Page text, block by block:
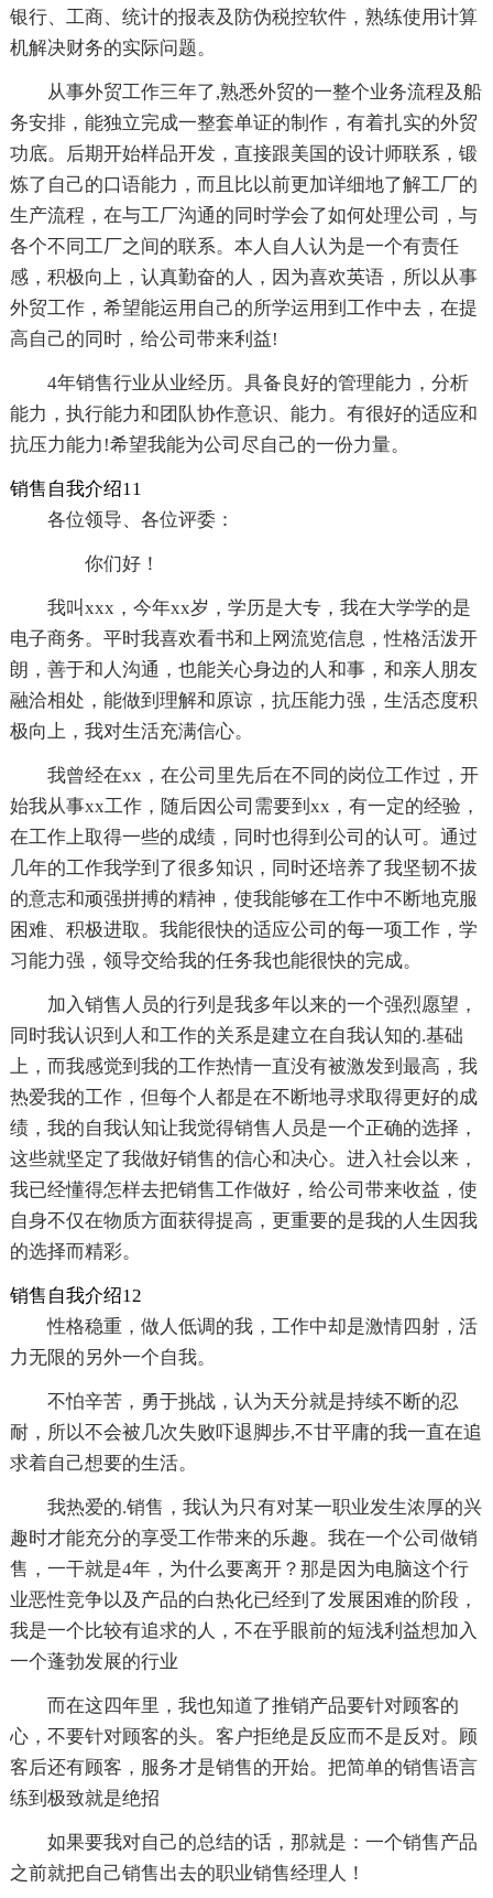
银行、工商、统计的报表及防伪税控软件，熟练使用计算
机解决财务的实际问题。
从事外贸工作三年了,熟悉外贸的一整个业务流程及船
务安排，能独立完成一整套单证的制作，有着扎实的外贸
功底。后期开始样品开发，直接跟美国的设计师联系，锻
炼了自己的口语能力，而且比以前更加详细地了解工厂的
生产流程，在与工厂沟通的同时学会了如何处理公司，与
各个不同工厂之间的联系。本人自人认为是一个有责任
感，积极向上，认真勤奋的人，因为喜欢英语，所以从事
外贸工作，希望能运用自己的所学运用到工作中去，在提
高自己的同时，给公司带来利益!
4年销售行业从业经历。具备良好的管理能力，分析
能力，执行能力和团队协作意识、能力。有很好的适应和
抗压力能力!希望我能为公司尽自己的一份力量。
销售自我介绍11
各位领导、各位评委：
你们好！
我叫xxx，今年xx岁，学历是大专，我在大学学的是
电子商务。平时我喜欢看书和上网流览信息，性格活泼开
朗，善于和人沟通，也能关心身边的人和事，和亲人朋友
融洽相处，能做到理解和原谅，抗压能力强，生活态度积
极向上，我对生活充满信心。
我曾经在xx，在公司里先后在不同的岗位工作过，开
始我从事xx工作，随后因公司需要到xx，有一定的经验，
在工作上取得一些的成绩，同时也得到公司的认可。通过
几年的工作我学到了很多知识，同时还培养了我坚韧不拔
的意志和顽强拼搏的精神，使我能够在工作中不断地克服
困难、积极进取。我能很快的适应公司的每一项工作，学
习能力强，领导交给我的任务我也能很快的完成。
加入销售人员的行列是我多年以来的一个强烈愿望，
同时我认识到人和工作的关系是建立在自我认知的.基础
上，而我感觉到我的工作热情一直没有被激发到最高，我
热爱我的工作，但每个人都是在不断地寻求取得更好的成
绩，我的自我认知让我觉得销售人员是一个正确的选择，
这些就坚定了我做好销售的信心和决心。进入社会以来，
我已经懂得怎样去把销售工作做好，给公司带来收益，使
自身不仅在物质方面获得提高，更重要的是我的人生因我
的选择而精彩。
销售自我介绍12
性格稳重，做人低调的我，工作中却是激情四射，活
力无限的另外一个自我。
不怕辛苦，勇于挑战，认为天分就是持续不断的忍
耐，所以不会被几次失败吓退脚步,不甘平庸的我一直在追
求着自己想要的生活。
我热爱的.销售，我认为只有对某一职业发生浓厚的兴
趣时才能充分的享受工作带来的乐趣。我在一个公司做销
售，一干就是4年，为什么要离开？那是因为电脑这个行
业恶性竞争以及产品的白热化已经到了发展困难的阶段，
我是一个比较有追求的人，不在乎眼前的短浅利益想加入
一个蓬勃发展的行业
而在这四年里，我也知道了推销产品要针对顾客的
心，不要针对顾客的头。客户拒绝是反应而不是反对。顾
客后还有顾客，服务才是销售的开始。把简单的销售语言
练到极致就是绝招
如果要我对自己的总结的话，那就是：一个销售产品
之前就把自己销售出去的职业销售经理人！